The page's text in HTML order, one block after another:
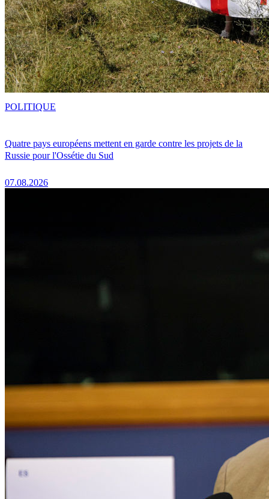
Quatre pays européens mettent en garde contre les projets de la
Russie pour l'Ossétie du Sud
07.08.2026
POLITIQUE